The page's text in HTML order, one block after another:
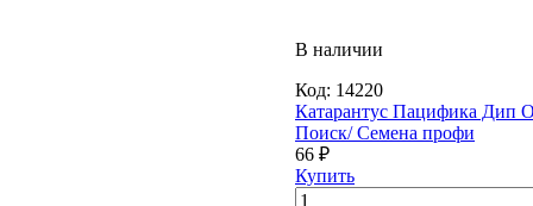
В наличии
Код: 14220
Катарантус Пацифика Дип
Поиск/ Семена профи
66 ₽
Купить